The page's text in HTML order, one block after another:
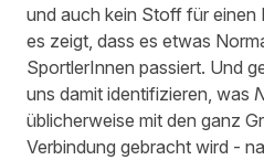
und auch kein Stoff für einen
es zeigt, dass es etwas
SportlerInnen passiert. Und
uns damit identifizieren, was
üblicherweise mit den ganz
Verbindung gebracht wird -